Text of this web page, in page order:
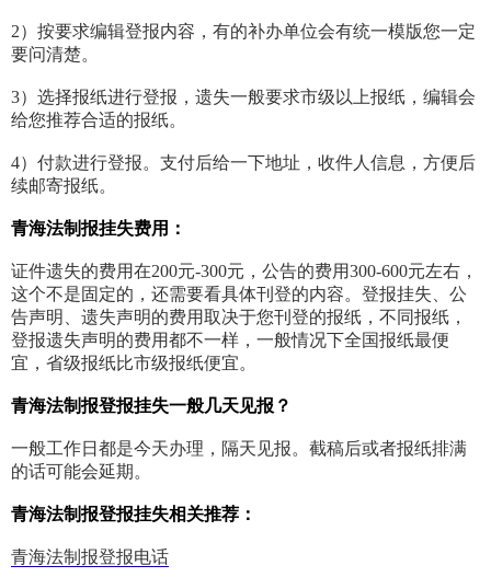
2）按要求编辑登报内容，有的补办单位会有统一模版您一定
要问清楚。
3）选择报纸进行登报，遗失一般要求市级以上报纸，编辑会
给您推荐合适的报纸。
4）付款进行登报。支付后给一下地址，收件人信息，方便后
续邮寄报纸。
青海法制报挂失费用：
证件遗失的费用在200元-300元，公告的费用300-600元左右，
这个不是固定的，还需要看具体刊登的内容。登报挂失、公
告声明、遗失声明的费用取决于您刊登的报纸，不同报纸，
登报遗失声明的费用都不一样，一般情况下全国报纸最便
宜，省级报纸比市级报纸便宜。
青海法制报登报挂失一般几天见报？
一般工作日都是今天办理，隔天见报。截稿后或者报纸排满
的话可能会延期。
青海法制报登报挂失相关推荐：
青海法制报登报电话